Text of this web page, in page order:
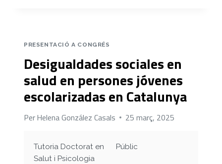
DRUG
IN
SEXUAL
CONTEXTS
AMONG
SEXUALLY
ADOLESCENTS:
OBSERVATIONAL
STUDY
PRESENTACIÓ A CONGRÉS
Desigualdades sociales en
salud en persones jóvenes
escolarizadas en Catalunya
PerHelena González Casals 25 març, 2025
Tutoria Doctorat en
Salut i Psicologia
Públic